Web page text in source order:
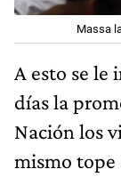
Massa
A esto se
días la
Nación los
mismo